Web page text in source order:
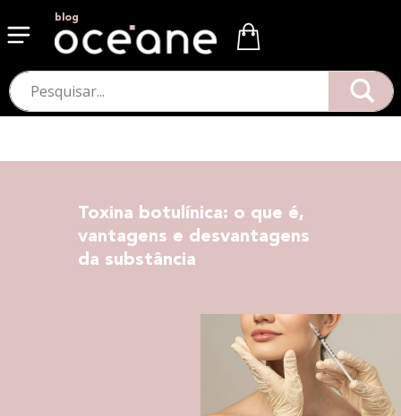
blog
Toxina botulínica: o que é,
vantagens e desvantagens
da substância